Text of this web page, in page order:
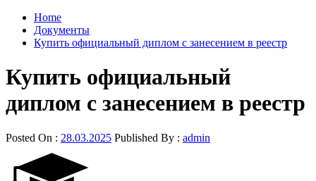
Home
Документы
Купить официальный диплом с занесением в реестр
Купить официальный
диплом с занесением в реестр
Posted On : 28.03.2025 Published By : admin